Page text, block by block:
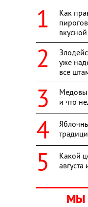
Как
уже
все
и что
Какой
августа
МЫ